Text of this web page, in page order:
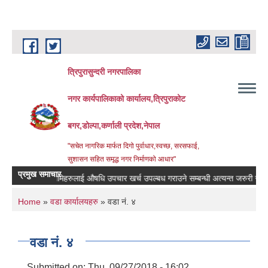
Skip to main content
त्रिपुरासुन्दरी नगरपालिका
नगर कार्यपालिकाको कार्यालय,त्रिपुराकोट
बगर,डोल्पा,कर्णाली प्रदेश,नेपाल
"सचेत नागरिक मार्फत दिगो पुर्वाधार,स्वच्छ, सरसफाई,
सुशासन सहित समृद्ध नगर निर्माणको आधार"
प्रमुख समाचार
बिरामिहरुलाई ‍‌औषधि उपचार खर्च उपल्बध गराउने सम्बन्धी अत्यन्त जरुरी सुचना ।
You are here
Home » वडा कार्यालयहरु » वडा नं. ४
वडा नं. ४